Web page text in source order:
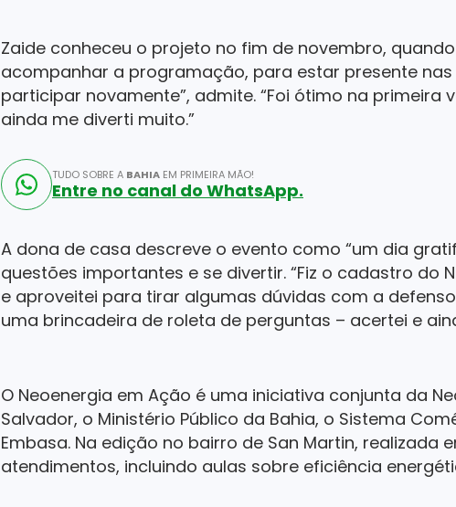
Zaide conheceu o projeto no fim de novembro,
acompanhar a programação, para estar presente nas
participar novamente”, admite. “Foi ótimo na primeira
ainda me diverti muito.”
TUDO SOBRE A BAHIA EM PRIMEIRA MÃO!
Entre no canal do WhatsApp.
A dona de casa descreve o evento como “um dia
questões importantes e se divertir. “Fiz o cadastro do
e aproveitei para tirar algumas dúvidas com a
uma brincadeira de roleta de perguntas – acertei e
O Neoenergia em Ação é uma iniciativa conjunta da
Salvador, o Ministério Público da Bahia, o Sistema
Embasa. Na edição no bairro de San Martin, realizada
atendimentos, incluindo aulas sobre eficiência